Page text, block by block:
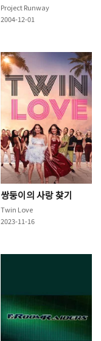
Project Runway
2004-12-01
쌍둥이의 사랑 찾기
Twin Love
2023-11-16